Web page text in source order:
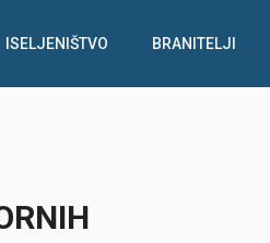
ISELJENIŠTVO BRANITELJI